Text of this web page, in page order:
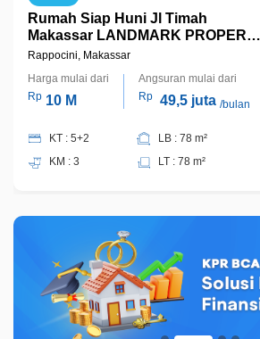
Rumah Siap Huni Jl Timah
Makassar LANDMARK PROPERTI
MAKASSAR
Rappocini, Makassar
Harga mulai dari
Rp 10 M
Angsuran mulai dari
Rp 49,5 juta /bulan
KT : 5+2
KM : 3
LB : 78 m²
LT : 78 m²